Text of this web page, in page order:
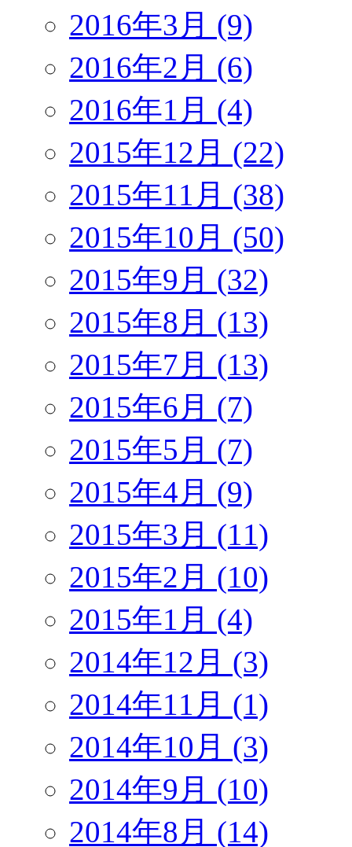
2016年3月 (9)
2016年2月 (6)
2016年1月 (4)
2015年12月 (22)
2015年11月 (38)
2015年10月 (50)
2015年9月 (32)
2015年8月 (13)
2015年7月 (13)
2015年6月 (7)
2015年5月 (7)
2015年4月 (9)
2015年3月 (11)
2015年2月 (10)
2015年1月 (4)
2014年12月 (3)
2014年11月 (1)
2014年10月 (3)
2014年9月 (10)
2014年8月 (14)